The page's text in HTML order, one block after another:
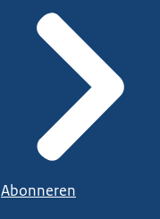
Abonneren